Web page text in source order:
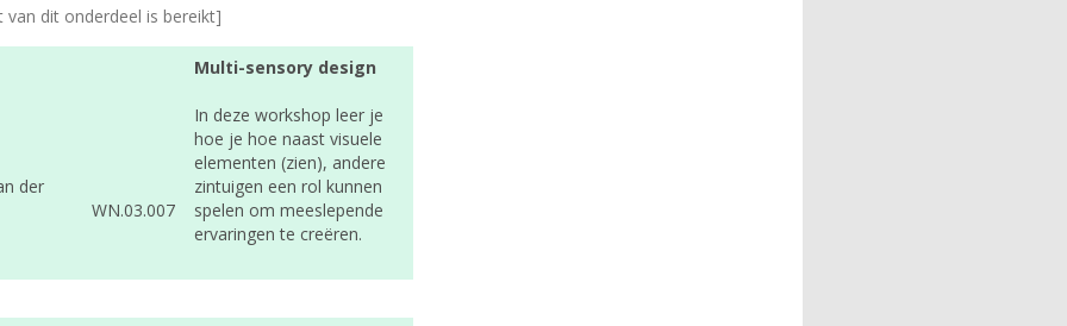
van dit onderdeel is bereikt]
der
WN.03.007
Multi-sensory design
In deze workshop leer je
hoe je hoe naast visuele
elementen (zien), andere
zintuigen een rol kunnen
spelen om meeslepende
ervaringen te creëren.